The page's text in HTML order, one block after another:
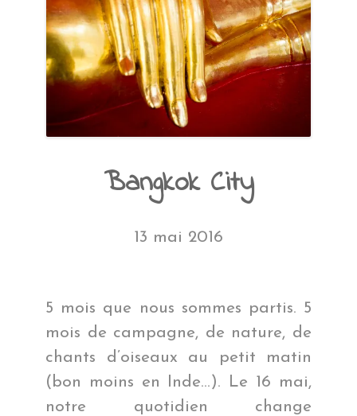
Bangkok City
13 mai 2016
5 mois que nous sommes partis. 5
mois de campagne, de nature, de
chants d’oiseaux au petit matin
(bon moins en Inde…). Le 16 mai,
notre quotidien change